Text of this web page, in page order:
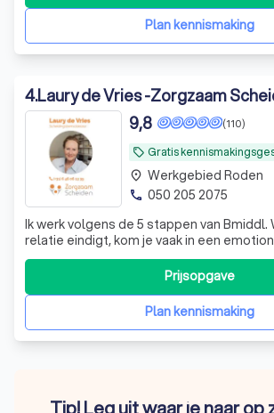
Plan kennismaking
4.Laury de Vries -Zorgzaam
local_offer Gratis
(110)
9,8
Ik werk volgens de 5 stappen van Bmiddl.
relatie eindigt, kom je vaak in een
rollercoaster. Ik breng samen met jullie
allemaal moet worden geregeld. Welke
moeten er bijvoorbeeld genomen worden
het huis? Hoe gaat het straks met de kin
Plan kennismaking
Prijsopgave
place Werkgebied Roden
phone 050 205 2075